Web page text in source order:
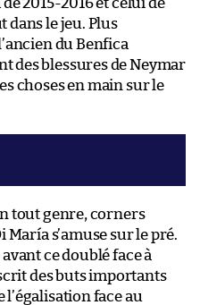
dans le jeu. Plus
du Benfica
des blessures de Neymar
choses en main sur le
tout genre, corners
s’amuse sur le pré.
ce doublé face à
des buts importants
l’égalisation face au